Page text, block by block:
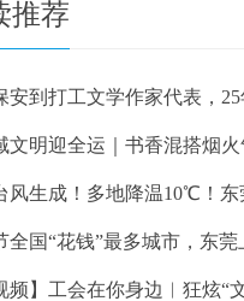
推荐
安到打工文学作家代表，
文明迎全运｜书香混搭烟火
风生成！多地降温10℃！
全国“花钱”最多城市，东莞
频】工会在你身边︱狂炫“